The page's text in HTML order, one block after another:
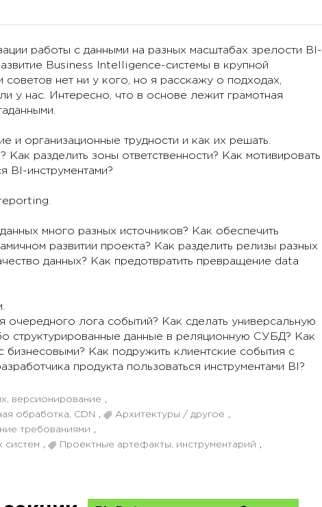
работы с данными на разных масштабах зрелости BI-
Business Intelligence-системы в крупной
советов нет ни у кого, но я расскажу о подходах,
у нас. Интересно, что в основе лежит грамотная
и организационные трудности и как их решать.
Как разделить зоны ответственности? Как мотивировать
BI-инструментами?
много разных источников? Как обеспечить
развитии проекта? Как разделить релизы разных
данных? Как предотвратить превращение data
очередного лога событий? Как сделать универсальную
структурированные данные в реляционную СУБД? Как
бизнесовыми? Как подружить клиентские события с
продукта пользоваться инструментами BI?
версионирование ,
обработка, CDN
, Архитектуры / другое ,
требованиями ,
систем , Проектные артефакты, инструментарий ,